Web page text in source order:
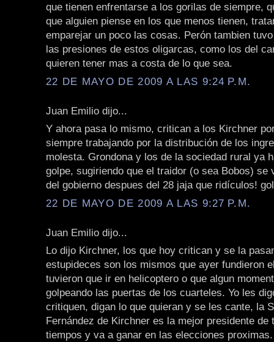
que tienen enfrentarse a los gorilas de siempre,
que alguien piense en los que menos tienen,
emparejar un poco las cosas. Perón tambien
las presiones de estos oligarcas, como los del
quieren tener mas a costa de lo que sea.
22 DE MAYO DE 2009 A LAS 9:24 P.M.
Juan Emilio dijo...
Y ahora pasa lo mismo, critican a los Kirchner
siempre trabajando por la distribución de los
molesta. Grondona y los de la sociedad rural ya
golpe, sugiriendo que el traidor (o sea Bobos) se
del gobierno despues del 28 jaja que ridículos!
22 DE MAYO DE 2009 A LAS 9:27 P.M.
Juan Emilio dijo...
Lo dijo Kirchner, los que hoy critican y se la
estupideces son los mismos que ayer fundieron
tuvieron que ir en helicoptero o que algun
golpeando las puertas de los cuarteles. Yo les
critiquen, digan lo que quieran y se les cante, la
Fernández de Kirchner es la mejor presidente de
tiempos y va a ganar en las elecciones proximas.